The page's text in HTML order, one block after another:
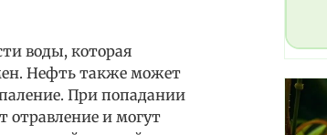
воды, которая
Нефть также может
При попадании
и могут